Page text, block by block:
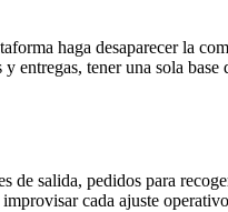
haga desaparecer la
tener una sola
salida, pedidos para
cada ajuste